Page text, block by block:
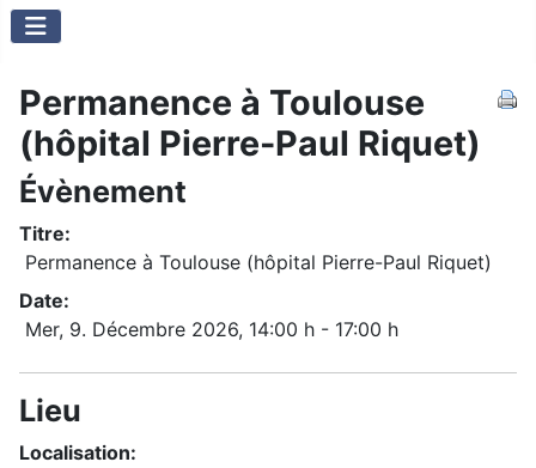
Permanence à Toulouse
(hôpital Pierre-Paul Riquet)
Évènement
Titre:
Permanence à Toulouse (hôpital Pierre-Paul Riquet)
Date:
Mer, 9. Décembre 2026, 14:00 h - 17:00 h
Lieu
Localisation: